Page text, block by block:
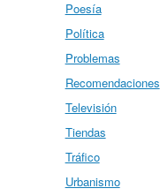
Poesía
Política
Problemas
Recomendaciones
Televisión
Tiendas
Tráfico
Urbanismo